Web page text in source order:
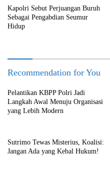
Kapolri Sebut Perjuangan Buruh
Sebagai Pengabdian Seumur
Hidup
Recommendation for You
Pelantikan KBPP Polri Jadi
Langkah Awal Menuju Organisasi
yang Lebih Modern
Sutrimo Tewas Misterius, Koalisi:
Jangan Ada yang Kebal Hukum!